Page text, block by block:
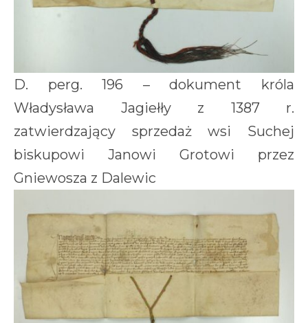
D. perg. 196 – dokument króla
Władysława Jagiełły z 1387 r.
zatwierdzający sprzedaż wsi Suchej
biskupowi Janowi Grotowi przez
Gniewosza z Dalewic